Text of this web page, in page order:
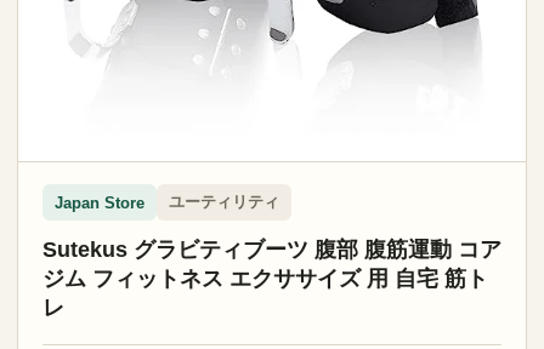
Japan Store ユーティリティ
Sutekus グラビティブーツ 腹部 腹筋運動 コア
ジム フィットネス エクササイズ 用 自宅 筋ト
レ